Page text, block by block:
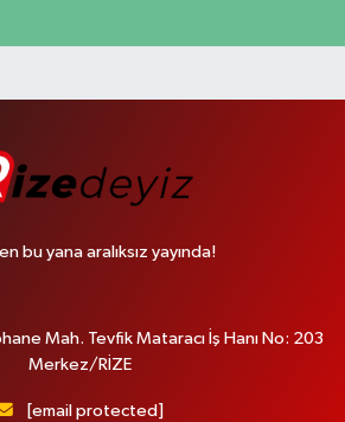
bu yana aralıksız yayında!
Mah. Tevfik Mataracı İş Hanı No: 203
Merkez/RİZE
[email protected]